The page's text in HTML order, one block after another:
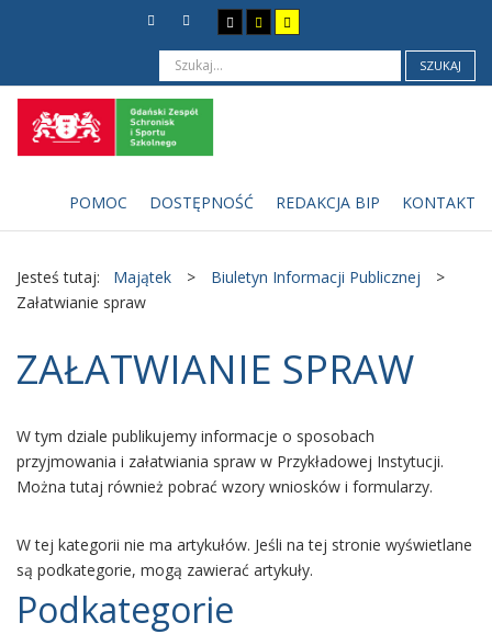
SZUKAJ
POMOC DOSTĘPNOŚĆ REDAKCJA BIP KONTAKT
Jesteś tutaj: Majątek > Biuletyn Informacji Publicznej
>
Załatwianie spraw
ZAŁATWIANIE SPRAW
W tym dziale publikujemy informacje o sposobach
przyjmowania i załatwiania spraw w Przykładowej Instytucji.
Można tutaj również pobrać wzory wniosków i formularzy.
W tej kategorii nie ma artykułów. Jeśli na tej stronie wyświetlane
są podkategorie, mogą zawierać artykuły.
Podkategorie